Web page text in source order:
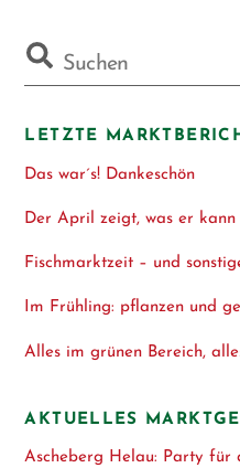
LETZTE
Das war´s! Dankeschön
Der April zeigt, was er kann
Fischmarktzeit – und
Im Frühling: pflanzen und
Alles im grünen Bereich,
AKTUELLES
Ascheberg Helau: Party für